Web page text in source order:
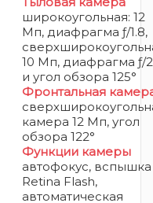
широкоугольная: 12
Мп, диафрагма ƒ/1.8,
10 Мп, диафрагма ƒ/
и угол обзора 125°
Фронтальная
камера 12 Мп, угол
обзора 122°
Функции камеры
автофокус, вспышка
Retina Flash,
автоматическая